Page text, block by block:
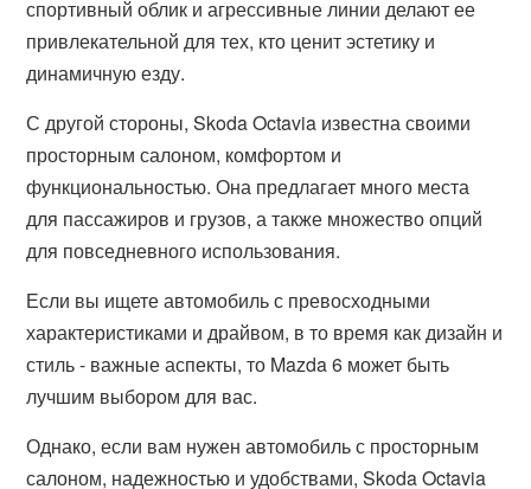
спортивный облик и агрессивные линии делают ее
привлекательной для тех, кто ценит эстетику и
динамичную езду.
С другой стороны, Skoda Octavia известна своими
просторным салоном, комфортом и
функциональностью. Она предлагает много места
для пассажиров и грузов, а также множество опций
для повседневного использования.
Если вы ищете автомобиль с превосходными
характеристиками и драйвом, в то время как дизайн и
стиль - важные аспекты, то Mazda 6 может быть
лучшим выбором для вас.
Однако, если вам нужен автомобиль с просторным
салоном, надежностью и удобствами, Skoda Octavia